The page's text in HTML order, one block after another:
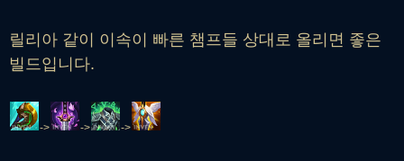
릴리아 같이 이속이 빠른 챔프들 상대로 올리면 좋은
빌드입니다.
-> -> ->